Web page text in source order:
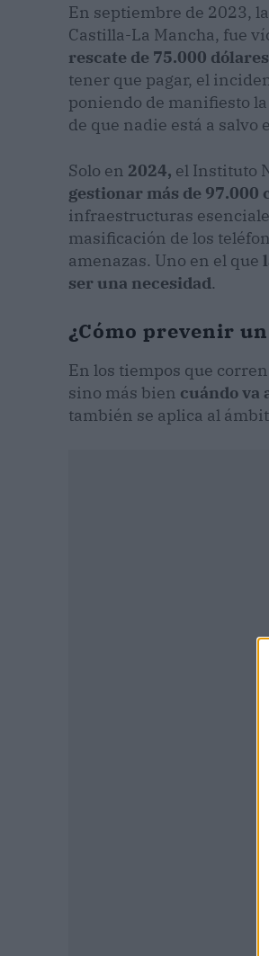
En septiembre de 2023,
Castilla-La Mancha, fue
rescate de 75.000
tener que pagar, el
poniendo de manifiesto
de que nadie está a salvo
Solo en 2024, el Instituto
gestionar más de 97.000
infraestructuras
masificación de los
amenazas. Uno en el que
ser una necesidad.
¿Cómo prevenir
En los tiempos que
sino más bien cuándo va
también se aplica al